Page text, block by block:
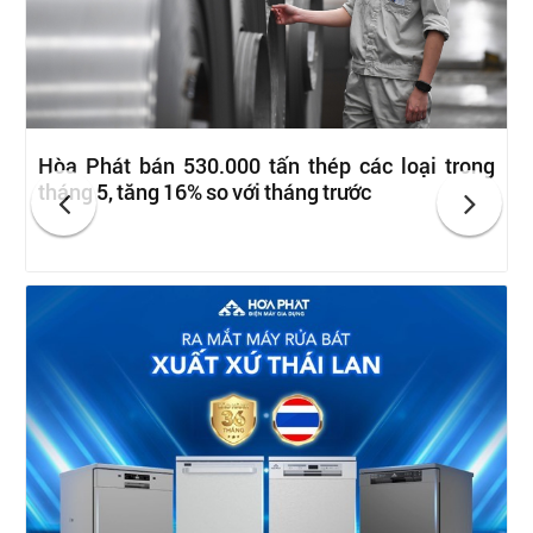
Hòa Phát bán 530.000 tấn thép các loại trong
tháng 5, tăng 16% so với tháng trước